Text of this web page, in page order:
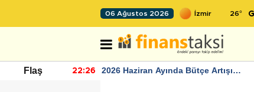
06 Ağustos 2026 26°
Flaş 22:26
2026 Haziran Ayında Bütçe Artışı